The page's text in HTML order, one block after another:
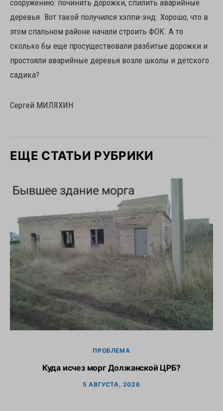
сооружению: починить дорожки, спилить аварийные
деревья. Вот такой получился хэппи-энд. Хорошо, что в
этом спальном районе начали строить ФОК. А то
сколько бы еще просуществовали разбитые дорожки и
простояли аварийные деревья возле школы и детского
садика?
Сергей МИЛЯХИН
ЕЩЕ СТАТЬИ РУБРИКИ
ПРОБЛЕМА
Куда исчез морг Должанской ЦРБ?
5 АВГУСТА, 2026